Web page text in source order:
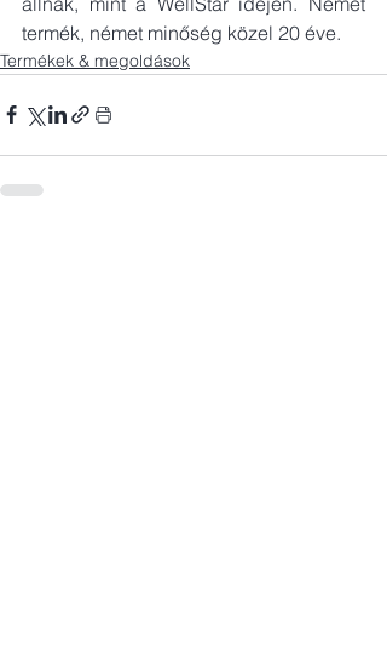
termék, német minőség közel 20 éve.
Termékek & megoldások